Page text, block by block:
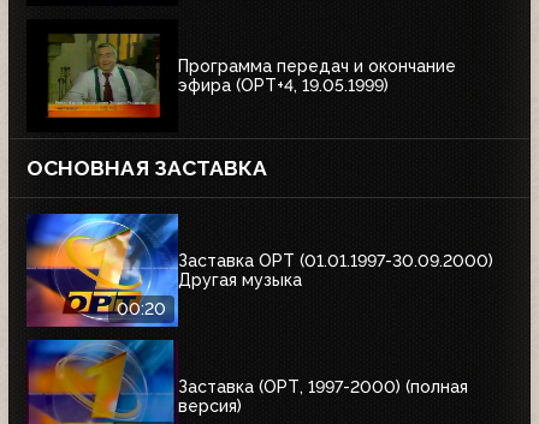
Программа передач и окончание
эфира (ОРТ+4, 19.05.1999)
ОСНОВНАЯ ЗАСТАВКА
00:20
Заставка ОРТ (01.01.1997-30.09.2000)
Другая музыка
Заставка (ОРТ, 1997-2000) (полная
версия)